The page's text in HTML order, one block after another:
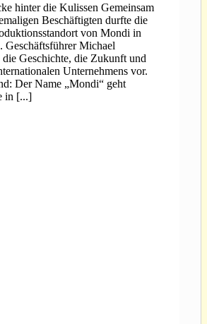
hinter die Kulissen Gemeinsam
Beschäftigten durfte die
von Mondi in
Geschäftsführer Michael
die Geschichte, die Zukunft und
Unternehmens vor.
Der Name „Mondi“ geht
in [...]